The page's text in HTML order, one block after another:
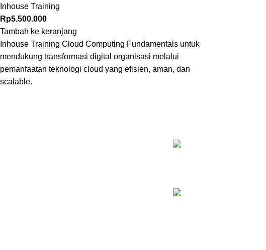
Inhouse Training
Rp5.500.000
Tambah ke keranjang
Inhouse Training Cloud Computing Fundamentals untuk
mendukung transformasi digital organisasi melalui
pemanfaatan teknologi cloud yang efisien, aman, dan
scalable.